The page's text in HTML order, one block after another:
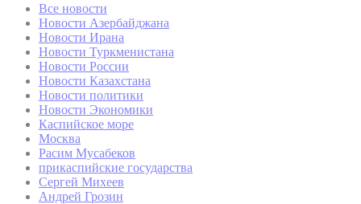
Все новости
Новости Азербайджана
Новости Ирана
Новости Туркменистана
Новости России
Новости Казахстана
Новости политики
Новости Экономики
Каспийское море
Москва
Расим Мусабеков
прикаспийские государства
Сергей Михеев
Андрей Грозин